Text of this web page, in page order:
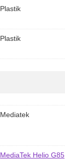
Plastik
Plastik
Mediatek
MediaTek Helio G85